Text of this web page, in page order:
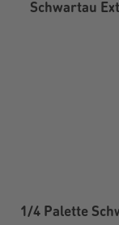
Schwartau
1/4 Palette